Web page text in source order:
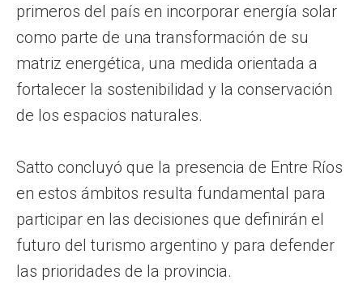
primeros del país en incorporar energía solar
como parte de una transformación de su
matriz energética, una medida orientada a
fortalecer la sostenibilidad y la conservación
de los espacios naturales.
Satto concluyó que la presencia de Entre Ríos
en estos ámbitos resulta fundamental para
participar en las decisiones que definirán el
futuro del turismo argentino y para defender
las prioridades de la provincia.